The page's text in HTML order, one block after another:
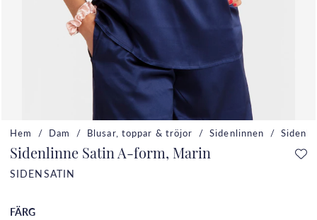
Hem Dam Blusar, toppar & tröjor Sidenlinnen
Sidenlinne Satin A-form, Marin
SIDENSATIN
FÄRG